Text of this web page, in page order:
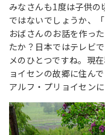
みなさんも1度は子供
ではないでしょうか、
おばさんのお話を作っ
たか？日本ではテレビ
メのひとつですね。現
ョイセンの故郷に住ん
アルフ・プリョイセン